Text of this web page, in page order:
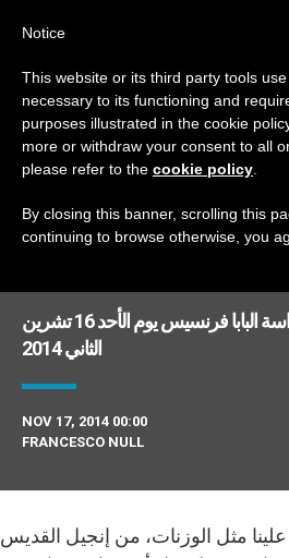
TAG
DERNIÈRES NOUVELLES
صلاة التبشير الملائكي لقداسة البابا فرنسيس يوم الأحد 16 تشرين
الثاني 2014
NOV 17, 2014 00:00
FRANCESCO NULL
علينا مثل الوزنات، من إنجيل القديس
Notice
This website or its third party tools
necessary to its functioning and
purposes illustrated in the cookie
more or withdraw your consent to all
please refer to the cookie policy
By closing this banner, scrolling this
continuing to browse otherwise, you